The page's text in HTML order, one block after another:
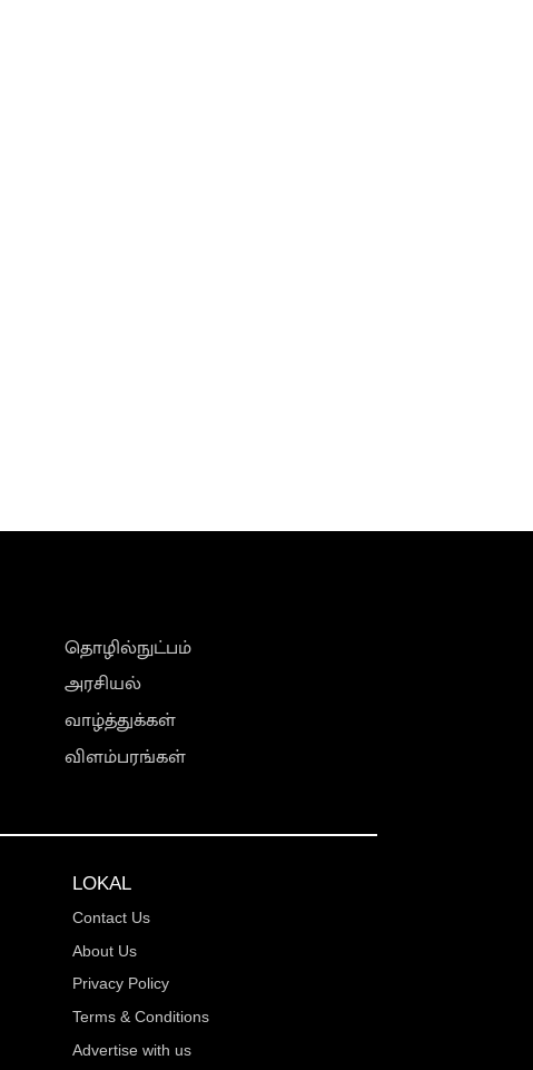
தொழில்நுட்பம்
அரசியல்
வாழ்த்துக்கள்
விளம்பரங்கள்
LOKAL
Contact Us
About Us
Privacy Policy
Terms & Conditions
Advertise with us